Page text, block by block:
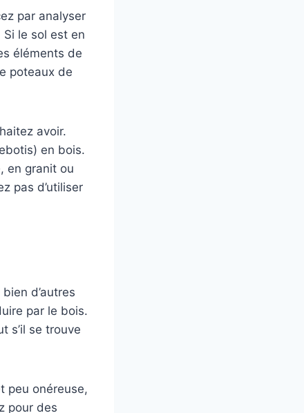
par analyser
le sol est en
éléments de
poteaux de
avoir.
en bois.
en granit ou
pas d’utiliser
d’autres
par le bois.
s’il se trouve
peu onéreuse,
pour des